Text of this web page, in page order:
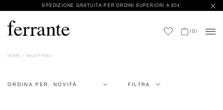
SPEDIZIONE GRATUITA PER ORDINI SUPERIORI A 80€
(0)
HOME SALDI FINALI
ORDINA PER: NOVITÀ FILTRA